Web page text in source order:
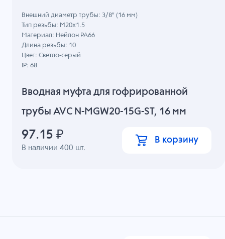
Вводная муфта для гофрированной
трубы AVC N-MGW20-15G-ST, 16 мм
В наличии400 шт.
Внешний диаметр трубы: 3/8" (16 мм)
Тип резьбы: M20x1.5
Материал: Нейлон PA66
Длина резьбы: 10
Цвет: Светло-серый
IP: 68
97.15 ₽ В корзину